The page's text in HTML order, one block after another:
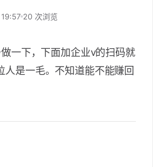
20 次浏览
一下，下面加企业v的扫码就
人是一毛。不知道能不能赚回